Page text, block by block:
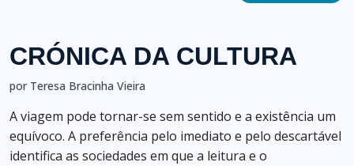
CRÓNICA DA CULTURA
por Teresa Bracinha Vieira
A viagem pode tornar-se sem sentido e a existência um
equívoco. A preferência pelo imediato e pelo descartável
identifica as sociedades em que a leitura e o